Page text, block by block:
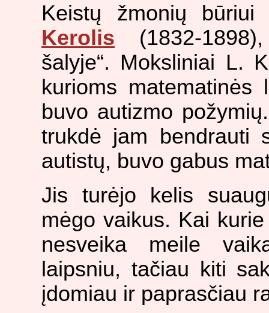
Keistų žmonių
Kerolis (1832-
šalyje“. Moksliniai L.
kurioms matematinės
buvo autizmo
trukdė jam bendrauti
autistų, buvo gabus
Jis turėjo kelis
mėgo vaikus. Kai
nesveika meile
laipsniu, tačiau kiti
įdomiau ir paprasčiau